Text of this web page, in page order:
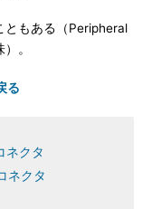
もある（Peripheral
。
る
ネクタ
ネクタ